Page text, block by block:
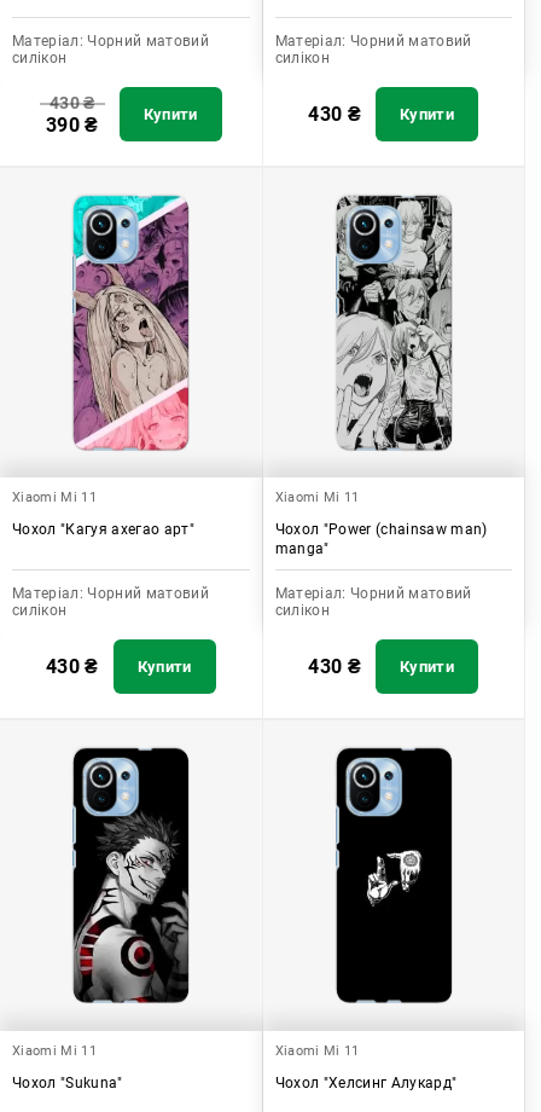
Матеріал: Чорний матовий
силікон
430₴
390₴ Купити
Матеріал: Чорний матовий
силікон
430 ₴ Купити
Xiaomi Mi 11
Чохол "Кагуя ахегао арт"
Матеріал: Чорний матовий
силікон
430₴ Купити
Xiaomi Mi 11
Чохол "Power (chainsaw man)
manga"
Матеріал: Чорний матовий
силікон
430 ₴ Купити
Xiaomi Mi 11
Чохол "Sukuna"
Xiaomi Mi 11
Чохол "Хелсинг Алукард"